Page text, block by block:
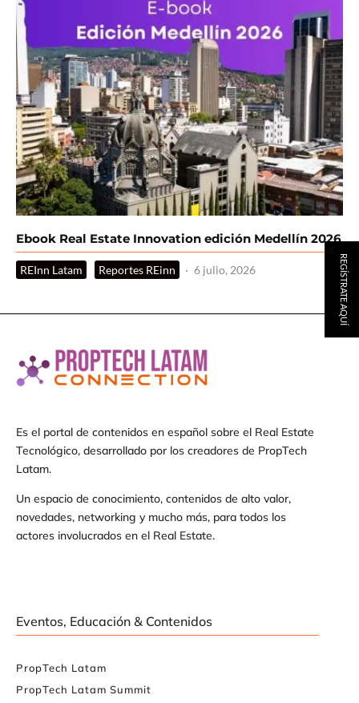
Ebook Real Estate Innovation edición Medellín 2026
REInn Latam Reportes REinn · 6 julio, 2026
Es el portal de contenidos en español sobre el Real Estate
Tecnológico, desarrollado por los creadores de PropTech
Latam.
Un espacio de conocimiento, contenidos de alto valor,
novedades, networking y mucho más, para todos los
actores involucrados en el Real Estate.
Eventos, Educación & Contenidos
PropTech Latam
PropTech Latam Summit
REGÍSTRATE AQUÍ